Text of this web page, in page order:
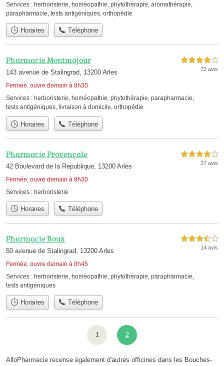
Services : herboristerie, homéopathie, phytothérapie, aromathérapie,
parapharmacie, tests antigéniques, orthopédie
Horaires Téléphone
Pharmacie Montmajour
143 avenue de Stalingrad, 13200 Arles
Fermée, ouvre demain à 8h30
4,0 étoiles sur 5
72 avis
Services : herboristerie, homéopathie, phytothérapie, parapharmacie,
tests antigéniques, livraison à domicile, orthopédie
Horaires Téléphone
Pharmacie Provençale
42 Boulevard de la Republique, 13200 Arles
Fermée, ouvre demain à 8h30
4,0 étoiles sur 5
27 avis
Services : herboristerie
Horaires Téléphone
Pharmacie Roux
50 avenue de Stalingrad, 13200 Arles
Fermée, ouvre demain à 8h45
3,5 étoiles sur 5
14 avis
Services : herboristerie, homéopathie, phytothérapie, parapharmacie,
tests antigéniques
Horaires Téléphone
1 2
AlloPharmacie recense également d'autres officines dans les Bouches-